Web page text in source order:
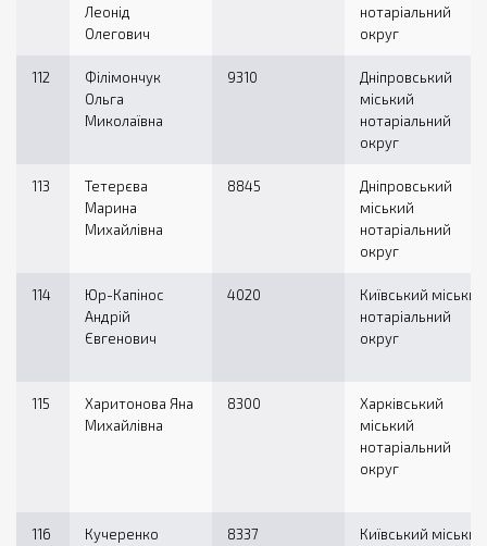
Леонід
Олегович
нотаріальний
округ
112
Філімончук
Ольга
Миколаївна
9310
Дніпровський
міський
нотаріальний
округ
113
Тетерєва
Марина
Михайлівна
8845
Дніпровський
міський
нотаріальний
округ
114
Юр-Капінос
Андрій
Євгенович
4020
Київський міський
нотаріальний
округ
115
Харитонова Яна
Михайлівна
8300
Харківський
міський
нотаріальний
округ
116
Кучеренко
8337
Київський міський